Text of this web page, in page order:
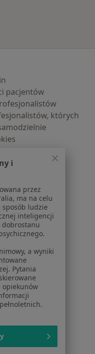
pacjentów
których
i
przez
ma na celu
ludzie
inteligencji
dobrostanu
a wyniki
Pytania
opiekunów